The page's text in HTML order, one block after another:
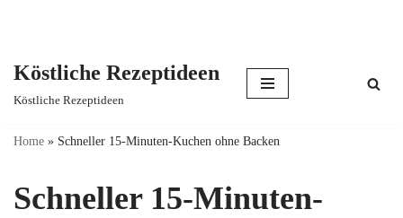
content
Köstliche Rezeptideen
Köstliche Rezeptideen
Home » Schneller 15-Minuten-Kuchen ohne Backen
Schneller 15-Minuten-